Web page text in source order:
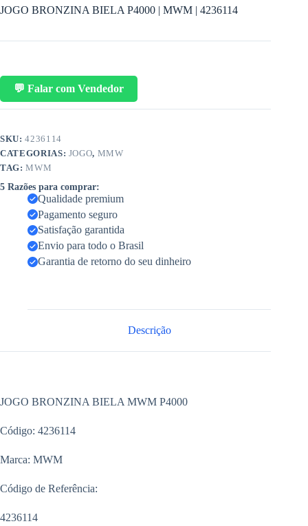
JOGO BRONZINA BIELA P4000 | MWM | 4236114
💬 Falar com Vendedor
SKU:4236114
CATEGORIAS: JOGO, MMW
TAG:MWM
5 Razões para comprar:
Qualidade premium
Pagamento seguro
Satisfação garantida
Envio para todo o Brasil
Garantia de retorno do seu dinheiro
Descrição
JOGO BRONZINA BIELA MWM P4000
Código: 4236114
Marca: MWM
Código de Referência:
4236114